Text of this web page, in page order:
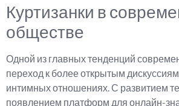
Куртизанки в
обществе
Одной из главных тенденций
переход к более открытым
интимных отношениях. С развитием
появлением платформ для онлайн-